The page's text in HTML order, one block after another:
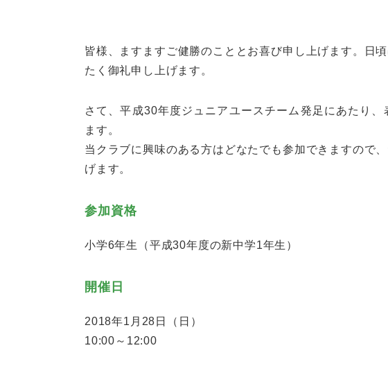
皆様、ますますご健勝のこととお喜び申し上げます。日
たく御礼申し上げます。
さて、平成30年度ジュニアユースチーム発足にあたり
ます。
当クラブに興味のある方はどなたでも参加できますので
げます。
参加資格
小学6年生（平成30年度の新中学1年生）
開催日
2018年1月28日（日）
10:00～12:00